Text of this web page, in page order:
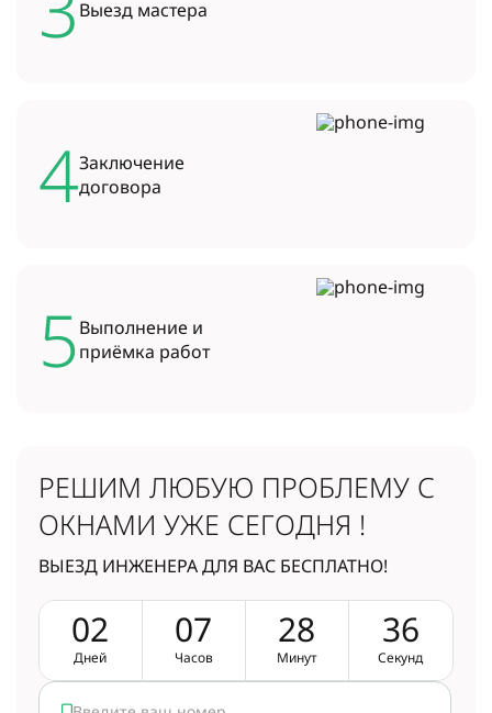
Выезд мастера
4Заключение
договора
5Выполнение и
приёмка работ
РЕШИМ ЛЮБУЮ ПРОБЛЕМУ С
ОКНАМИ УЖЕ СЕГОДНЯ !
ВЫЕЗД ИНЖЕНЕРА ДЛЯ ВАС БЕСПЛАТНО!
02
Дней
07
Часов
28
Минут
35
Секунд